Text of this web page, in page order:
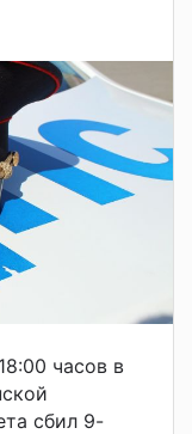
часов в
сбил 9-